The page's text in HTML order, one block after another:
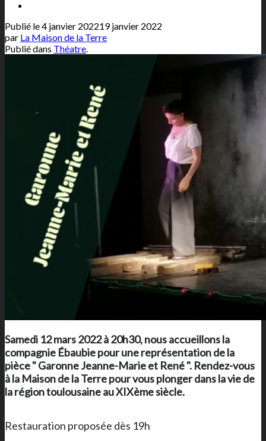
Publié le4 janvier 202219 janvier 2022
par La Maison de la Terre
Publié dans Théatre.
Samedi 12 mars 2022 à 20h30, nous accueillons la
compagnie Ébaubie pour une représentation de la
pièce " Garonne Jeanne-Marie et René ". Rendez-vous
àla Maison de la Terrepour vous plonger dans la vie de
la région toulousaine au XIXème siècle.
Restauration proposée dès 19h